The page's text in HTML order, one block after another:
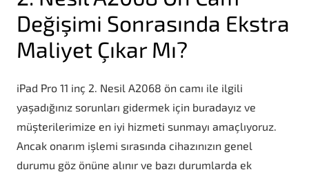
Değişimi Sonrasında Ekstra
Maliyet Çıkar Mı?
iPad Pro 11 inç 2. Nesil A2068 ön camı ile ilgili
yaşadığınız sorunları gidermek için buradayız ve
müşterilerimize en iyi hizmeti sunmayı amaçlıyoruz.
Ancak onarım işlemi sırasında cihazınızın genel
durumu göz önüne alınır ve bazı durumlarda ek